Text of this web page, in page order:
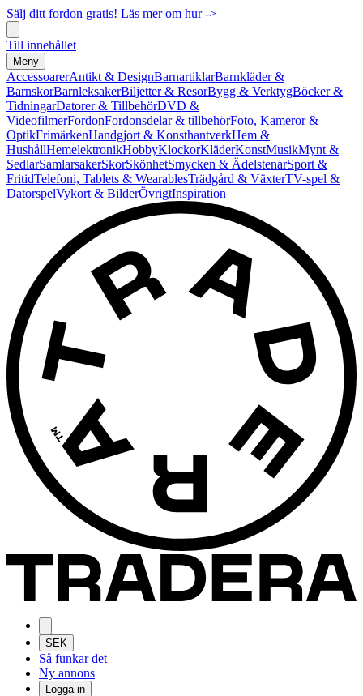
Sälj ditt fordon gratis! Läs mer om hur ->
Till innehållet
Meny
AccessoarerAntikt & DesignBarnartiklarBarnkläder &
BarnskorBarnleksakerBiljetter & ResorBygg & VerktygBöcker &
TidningarDatorer & TillbehörDVD &
VideofilmerFordonFordonsdelar & tillbehörFoto, Kameror &
OptikFrimärkenHandgjort & KonsthantverkHem &
HushållHemelektronikHobbyKlockorKläderKonstMusikMynt &
SedlarSamlarsakerSkorSkönhetSmycken & ÄdelstenarSport &
FritidTelefoni, Tablets & WearablesTrädgård & VäxterTV-spel &
DatorspelVykort & BilderÖvrigtInspiration
SEK
Så funkar det
Ny annons
Logga in